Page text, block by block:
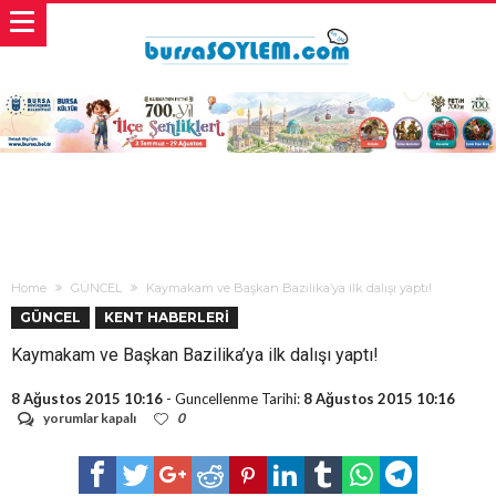
Home GÜNCEL Kaymakam ve Başkan Bazilika’ya ilk dalışı yaptı!
GÜNCEL KENT HABERLERİ
Kaymakam ve Başkan Bazilika’ya ilk dalışı yaptı!
8 Ağustos 2015 10:16 - Guncellenme Tarihi: 8 Ağustos 2015 10:16
Kaymakam
Başkan
Bazilika’ya
yorumlar kapalı 0